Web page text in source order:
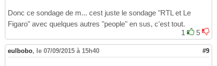
Donc ce sondage de m... cest juste le sondage "RTL et Le
Figaro" avec quelques autres "people" en sus, c'est tout.
1
5
eulbobo, le 07/09/2015 à 15h40 #9